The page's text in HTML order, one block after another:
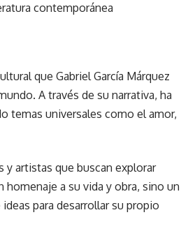
contemporánea
que Gabriel García Márquez
A través de su narrativa, ha
temas universales como el amor,
y artistas que buscan explorar
a su vida y obra, sino un
para desarrollar su propio